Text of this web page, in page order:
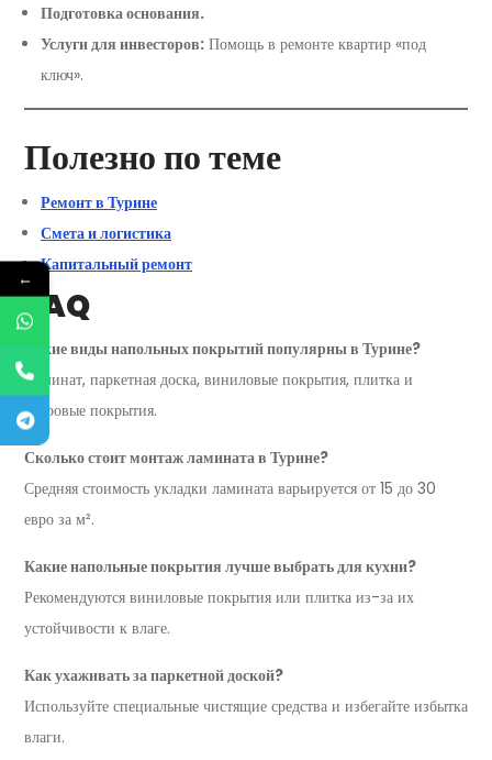
Подготовка основания.
Услуги для инвесторов: Помощь в ремонте квартир «под
ключ».
Полезно по теме
Ремонт в Турине
Смета и логистика
Капитальный ремонт
FAQ
Какие виды напольных покрытий популярны в Турине?
Ламинат, паркетная доска, виниловые покрытия, плитка и
ковровые покрытия.
Сколько стоит монтаж ламината в Турине?
Средняя стоимость укладки ламината варьируется от 15 до 30
евро за м².
Какие напольные покрытия лучше выбрать для кухни?
Рекомендуются виниловые покрытия или плитка из-за их
устойчивости к влаге.
Как ухаживать за паркетной доской?
Используйте специальные чистящие средства и избегайте избытка
влаги.
←